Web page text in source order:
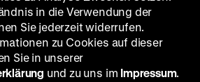
Bereichen
gab es Bemühungen,
zu verschaffen. Anhand von
und weiteren Exponaten
ihre Kämpfe um Rechte,
in die Verwendung der
Sie jederzeit widerrufen.
zu Cookies auf dieser
Sie in unserer
und zu uns im Impressum.